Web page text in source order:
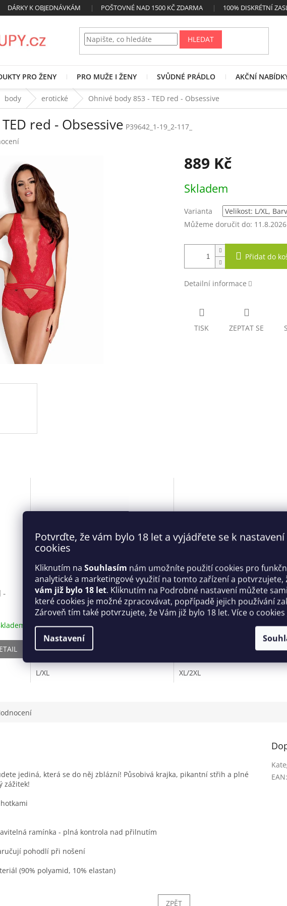
Potvrďte, že vám bylo 18 let a vyjádřete se k nastavení
cookies
Kliknutím na Souhlasím nám umožníte použití cookies pro
analytické a marketingové využití na tomto zařízení a potvrzujete,
vám již bylo 18 let. Kliknutím na Podrobné nastavení můžete
které cookies je možné zpracovávat, popřípadě jejich používání
Zároveň tím také potvrzujete, že Vám již bylo 18 let. Více o cookies
Nastavení
DÁRKY K OBJEDNÁVKÁM POŠTOVNÉ NAD 1500 KČ ZDARMA 100% DISKRÉTNÍ
HLEDAT
PRO ŽENY PRO MUŽE I ŽENY SVŮDNÉ PRÁDLO AKČNÍ
body erotické Ohnivé body 853 - TED red - Obsessive
red - Obsessive P39642_1-19_2-117_
889 Kč
cena:
Skladem
Varianta
Můžeme doručit do: 11.8.2026
Přidat do
Detailní informace
TISK ZEPTAT SE
-
Elegantní košilka Miamor chemise
bordó - Obsessive
1 139 Kč
L/XL
Neodolatelná tanga otevřená
Ingridia thong - Obsessive
XL/2XL
jediná, která se do něj zblázní! Působivá krajka, pikantní střih a plné
zážitek!
ramínka - plná kontrola nad přilnutím
pohodlí při nošení
(90% polyamid, 10% elastan)
EAN:
ZPĚT